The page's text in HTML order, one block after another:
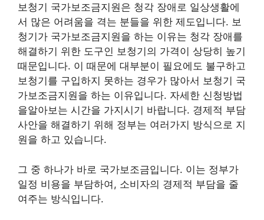
보청기 국가보조금지원은 청각 장애로 일상생활에
서 많은 어려움을 격는 분들을 위한 제도입니다. 보
청기가 국가보조금지원을 하는 이유는 청각 장애를
해결하기 위한 도구인 보청기의 가격이 상당히 높기
때문입니다. 이 때문에 대부분이 필요에도 불구하고
보청기를 구입하지 못하는 경우가 많아서 보청기 국
가보조금지원을 하는 이유입니다. 자세한 신청방법
을알아보는 시간을 가지시기 바랍니다. 경제적 부담
사안을 해결하기 위해 정부는 여러가지 방식으로 지
원을 하고 있습니다.
그 중 하나가 바로 국가보조금입니다. 이는 정부가
일정 비용을 부담하여, 소비자의 경제적 부담을 줄
여주는 방식입니다.